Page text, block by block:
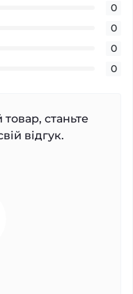
0
0
0
0
станьте
відгук.